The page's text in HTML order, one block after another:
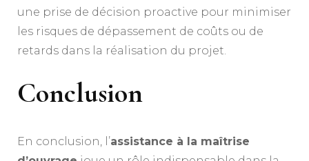
une prise de décision proactive pour minimiser
les risques de dépassement de coûts ou de
retards dans la réalisation du projet.
Conclusion
En conclusion, l’assistance à la maîtrise